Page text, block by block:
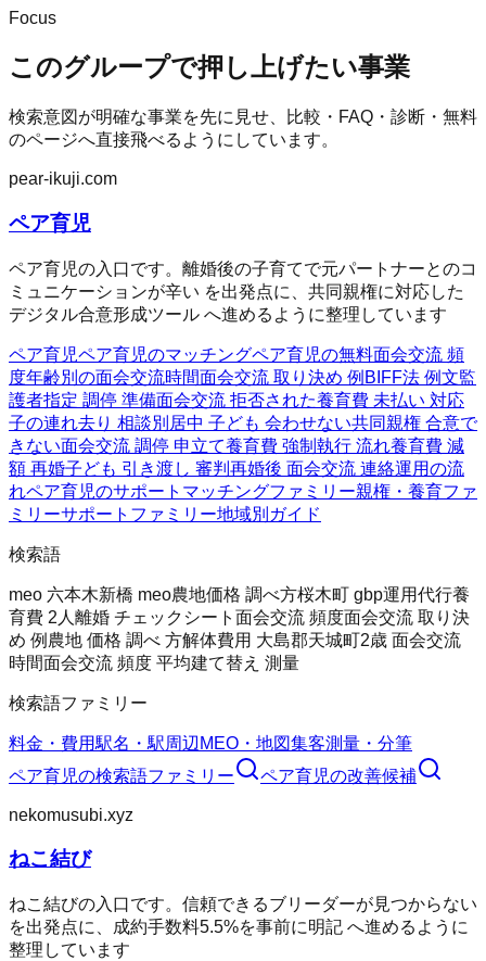
Focus
このグループで押し上げたい事業
検索意図が明確な事業を先に見せ、比較・FAQ・診断・無料
のページへ直接飛べるようにしています。
pear-ikuji.com
ペア育児
ペア育児の入口です。離婚後の子育てで元パートナーとのコ
ミュニケーションが辛い を出発点に、共同親権に対応した
デジタル合意形成ツール へ進めるように整理しています
ペア育児ペア育児のマッチングペア育児の無料面会交流 頻
度年齢別の面会交流時間面会交流 取り決め 例 BIFF法 例文監
護者指定 調停 準備面会交流 拒否された養育費 未払い 対応
子の連れ去り 相談別居中 子ども 会わせない共同親権 合意で
きない面会交流 調停 申立て養育費 強制執行 流れ養育費 減
額 再婚子ども 引き渡し 審判 再婚後 面会交流 連絡運用の流
れペア育児のサポート マッチングファミリー親権・養育ファ
ミリーサポートファミリー地域別ガイド
検索語
meo 六本木新橋 meo農地価格 調べ方桜木町 gbp運用代行養
育費 2人 離婚 チェックシート 面会交流 頻度面会交流 取り決
め 例 農地 価格 調べ 方解体費用 大島郡天城町2歳 面会交流
時間面会交流 頻度 平均建て替え 測量
検索語ファミリー
料金・費用駅名・駅周辺 MEO・地図集客測量・分筆
ペア育児の検索語ファミリー ペア育児の改善候補
nekomusubi.xyz
ねこ結び
ねこ結びの入口です。信頼できるブリーダーが見つからない
を出発点に、成約手数料5.5%を事前に明記 へ進めるように
整理しています